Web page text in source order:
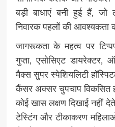
बड़ी बाधाएं बनी हुई हैं, जो
निवारक पहलों की आवश्यकता
जागरूकता के महत्व पर
गुप्ता, एसोसिएट डायरेक्टर,
मैक्स सुपर स्पेशियलिटी
कैंसर अक्सर चुपचाप विकसित
कोई खास लक्षण दिखाई नहीं
टेस्टिंग और टीकाकरण